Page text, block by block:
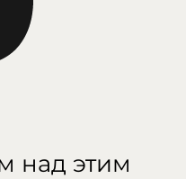
над этим